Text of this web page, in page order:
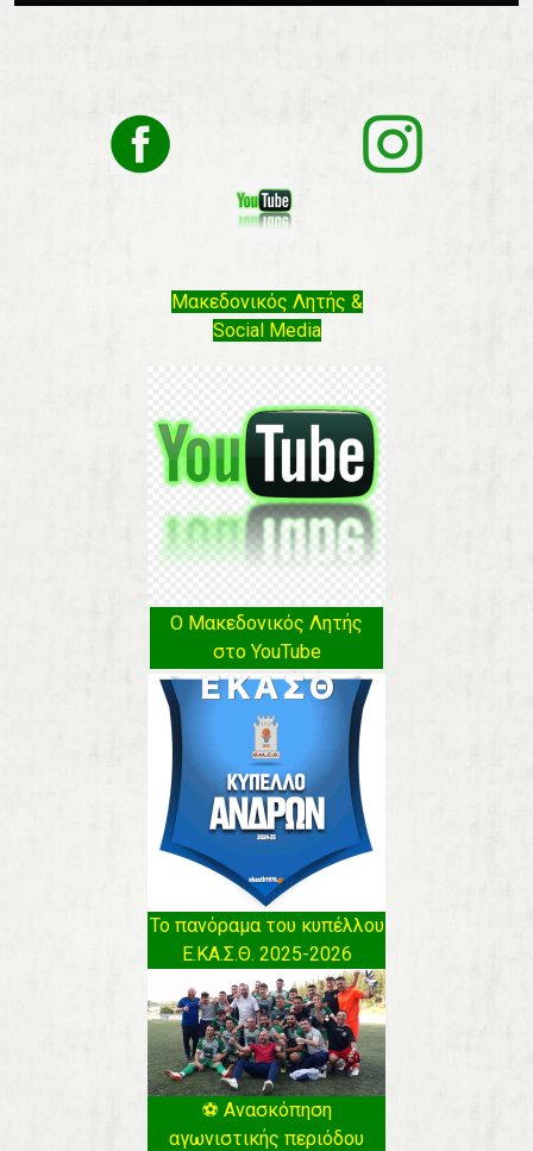
Μακεδονικός Λητής &
Social Media
Ο Μακεδονικός Λητής
στο YouTube
Το πανόραμα του κυπέλλου
Ε.ΚΑ.Σ.Θ. 2025-2026
⚽️ Ανασκόπηση
αγωνιστικής περιόδου